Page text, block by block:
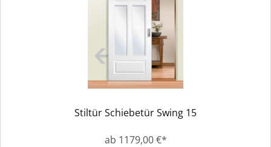
Stiltür Schiebetür Swing 15
ab 1179,00 €*